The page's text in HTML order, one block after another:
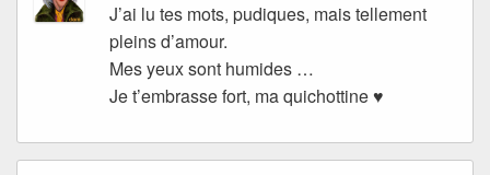
J’ai lu tes mots, pudiques, mais tellement
pleins d’amour.
Mes yeux sont humides …
Je t’embrasse fort, ma quichottine ♥